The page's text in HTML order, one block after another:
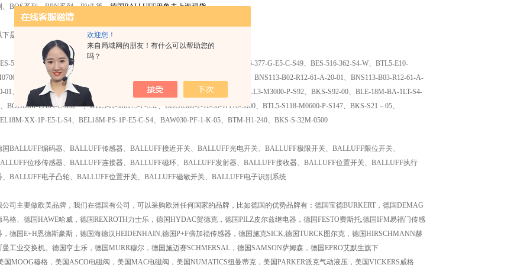
欢迎您！
来自局域网的朋友！有什么可以帮助您的
吗？
、BOS系列、BPN系列、BWL等，德国BALLUFF巴鲁夫上海现货
下是产品的部分型号：
516-542-B0-H、BCS-018PO1CS4、BDG6360-2-10-30-W170-2500-65、BES-516-377-G-E5-C-S49、BES-516-362-S4-W、BTL5-E10-
P-S32、BTL5-E10-M0500-PS32、BTL5-E10-M0350-P-S32、BTM-E1-101 、BNS113-B02-R12-61-A-20-01、BNS113-B03-R12-61-A-
01、BKS-S-32M-00、BTL5-E10-M500-K-K02、BES-516-300-S266-S4、BTL5-HLL3-M3000-P-S92、BKS-S92-00、BLE-18M-BA-1LT-S4-
BOD66M-LA04-C-S92 、BTL5-I1-M0175-P-S32、BDG6360-2-10-30-W170-5000、BTL5-S118-M0600-P-S147、BKS-S21－05、
XX-1P-E5-L-S4、BEL18M-PS-1P-E5-C-S4、BAW030-PF-1-K-05、BTM-H1-240、BKS-S-32M-0500
国BALLUFF编码器、BALLUFF传感器、BALLUFF接近开关、BALLUFF光电开关、BALLUFF极限开关、BALLUFF限位开关、
位移传感器、BALLUFF连接器、BALLUFF磁环、BALLUFF发射器、BALLUFF接收器、BALLUFF位置开关、BALLUFF执行
、BALLUFF电子凸轮、BALLUFF位置开关、BALLUFF磁敏开关、BALLUFF电子识别系统
公司主要做欧美品牌，我们在德国有公司，可以采购欧洲任何国家的品牌，比如德国的优势品牌有：德国宝德BURKERT，德国DEMAG
马格、德国HAWE哈威，德国REXROTH力士乐，德国HYDAC贺德克，德国PILZ皮尔兹继电器，德国FESTO费斯托,德国IFM易福门传感
，德国E+H恩德斯豪斯，德国海德汉HEIDENHAIN,德国P+F倍加福传感器，德国施克SICK,德国TURCK图尔克，德国HIRSCHMANN赫
曼工业交换机。德国亨士乐，德国MURR穆尔，德国施迈赛SCHMERSAL，德国SAMSON萨姆森，德国EPRO艾默生旗下
国MOOG穆格，美国ASCO电磁阀，美国MAC电磁阀，美国NUMATICS纽曼蒂克，美国PARKER派克气动液压，美国VICKERS威格